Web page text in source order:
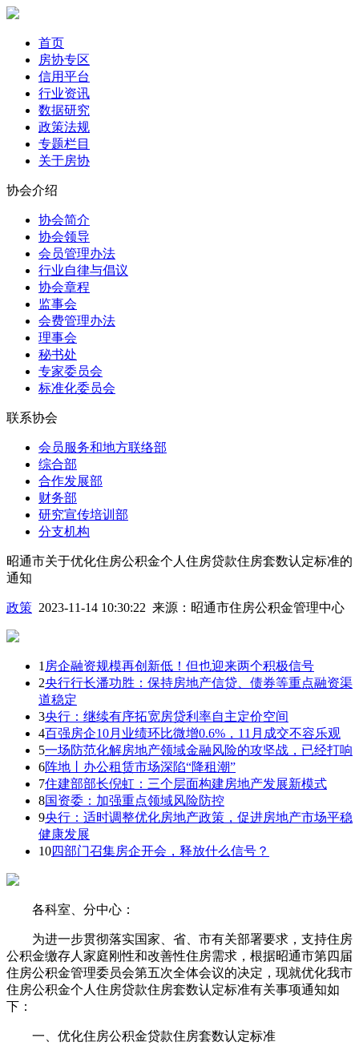
首页
房协专区
信用平台
行业资讯
数据研究
政策法规
专题栏目
关于房协
协会介绍
协会简介
协会领导
会员管理办法
行业自律与倡议
协会章程
监事会
会费管理办法
理事会
秘书处
专家委员会
标准化委员会
联系协会
会员服务和地方联络部
综合部
合作发展部
财务部
研究宣传培训部
分支机构
昭通市关于优化住房公积金个人住房贷款住房套数认定标准的
通知
政策 2023-11-14 10:30:22 来源： 昭通市住房公积金管理中心
1 房企融资规模再创新低！但也迎来两个积极信号
2央行行长潘功胜：保持房地产信贷、债券等重点融资渠
道稳定
3央行：继续有序拓宽房贷利率自主定价空间
4百强房企10月业绩环比微增0.6%，11月成交不容乐观
5一场防范化解房地产领域金融风险的攻坚战，已经打响
6阵地丨办公租赁市场深陷“降租潮”
7住建部部长倪虹：三个层面构建房地产发展新模式
8国资委：加强重点领域风险防控
9央行：适时调整优化房地产政策，促进房地产市场平稳
健康发展
10四部门召集房企开会，释放什么信号？
各科室、分中心：
为进一步贯彻落实国家、省、市有关部署要求，支持住房
公积金缴存人家庭刚性和改善性住房需求，根据昭通市第四届
住房公积金管理委员会第五次全体会议的决定，现就优化我市
住房公积金个人住房贷款住房套数认定标准有关事项通知如
下：
一、优化住房公积金贷款住房套数认定标准